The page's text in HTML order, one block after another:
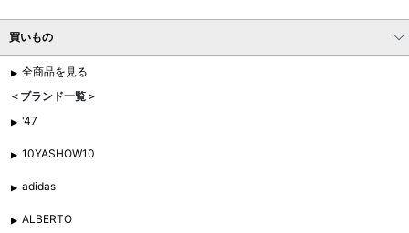
買いもの
全商品を見る
＜ブランド一覧＞
'47
10YASHOW10
adidas
ALBERTO